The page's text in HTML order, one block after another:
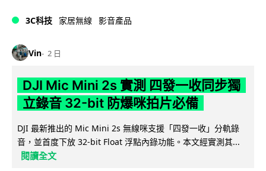
3C科技 家居無線 影音產品
Vin 2 日
DJI Mic Mini 2s 實測 四發一收同步獨
立錄音 32-bit 防爆咪拍片必備
DJI 最新推出的 Mic Mini 2s 無線咪支援「四發一收」分軌錄
音，並首度下放 32-bit Float 浮點內錄功能。本文經實測其...
閱讀全文